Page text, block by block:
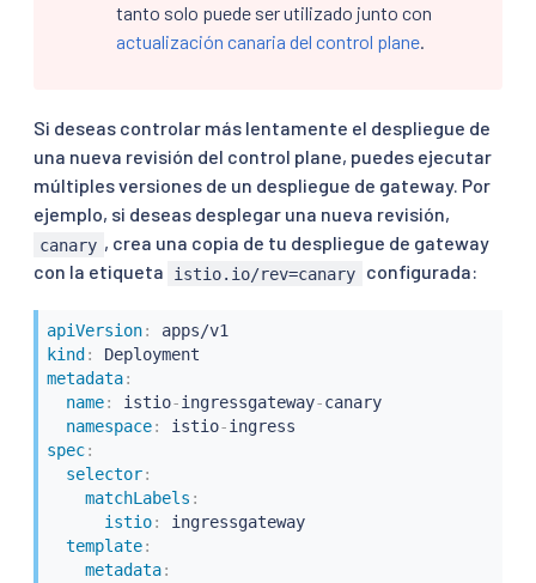
tanto solo puede ser utilizado junto con
actualización canaria del control plane.
Si deseas controlar más lentamente el despliegue de
una nueva revisión del control plane, puedes ejecutar
múltiples versiones de un despliegue de gateway. Por
ejemplo, si deseas desplegar una nueva revisión,
canary , crea una copia de tu despliegue de gateway
con la etiqueta
istio.io/rev=canary configurada:
apiVersion:
apps/v1
kind :
metadata:
name: istio-ingressgateway-canary
namespace: istio-
spec:
selector:
matchLabels :
istio:
ingressgateway
template:
metadata: